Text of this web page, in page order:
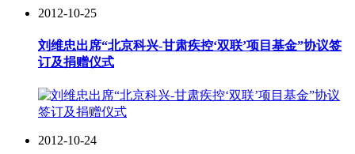
2012-10-25
刘维忠出席“北京科兴-甘肃疾控‘双联’项目基金”协议签
订及捐赠仪式
2012-10-24